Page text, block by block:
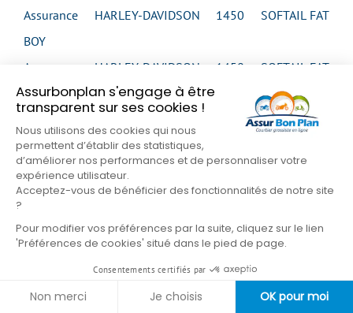
Assurbonplan s'engage à être
transparent sur ses cookies !
Nous utilisons des cookies qui nous
permettent d’établir des statistiques,
d’améliorer nos performances et de personnaliser votre
expérience utilisateur.
Acceptez-vous de bénéficier des fonctionnalités de notre site
?
Pour modifier vos préférences par la suite, cliquez sur le lien
'Préférences de cookies' situé dans le pied de page.
Consentements certifiés par
Non merci Je choisis OK pour moi
Assurance HARLEY-DAVIDSON 1450 SOFTAIL FAT
BOY
Assurance HARLEY-DAVIDSON 1450 SOFTAIL FAT
BOY
Assurance HARLEY-DAVIDSON 1450 SOFTAIL FAT
BOY
Assurance HARLEY-DAVIDSON 1450 SOFTAIL FAT
BOY
Assurance HARLEY-DAVIDSON 1450 SOFTAIL FAT
BOY
Assurance HARLEY-DAVIDSON 1450 SOFTAIL FAT
BOY FLSTFI